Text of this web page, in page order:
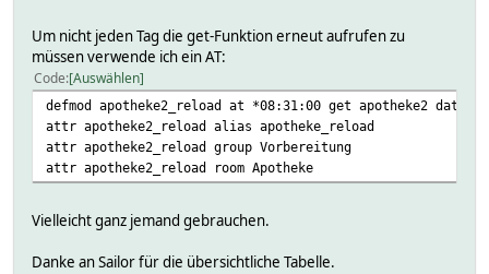
Um nicht jeden Tag die get-Funktion erneut aufrufen zu
müssen verwende ich ein AT:
Code Auswählen
defmod apotheke2_reload at *08:31:00 get apotheke2
attr apotheke2_reload alias apotheke_reload
attr apotheke2_reload group Vorbereitung
attr apotheke2_reload room Apotheke
Vielleicht ganz jemand gebrauchen.
Danke an Sailor für die übersichtliche Tabelle.